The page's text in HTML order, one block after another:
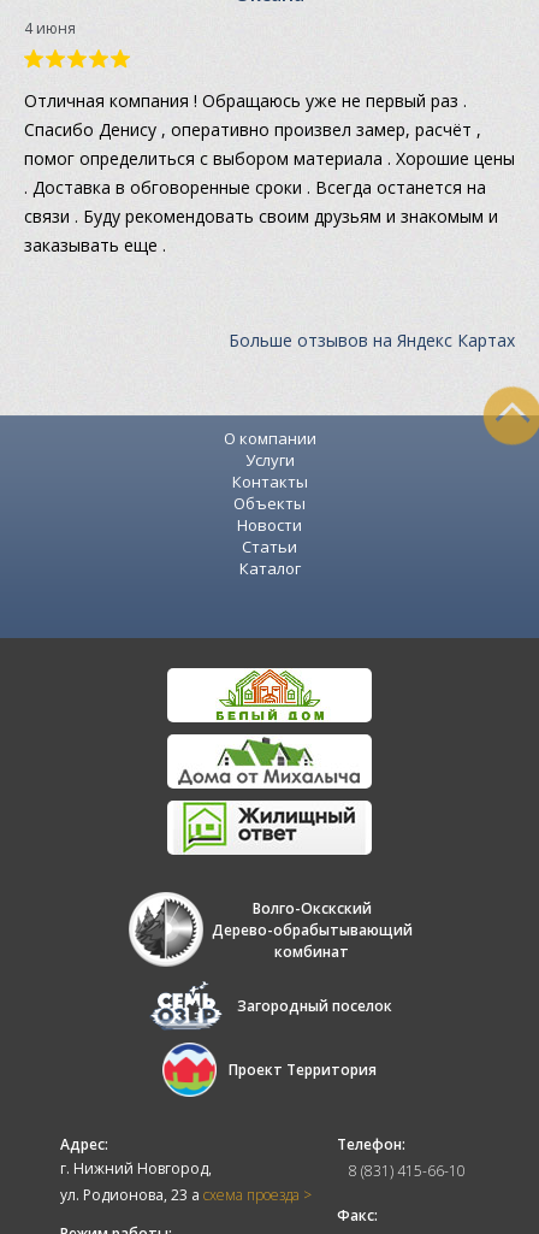
4 июня
Отличная компания ! Обращаюсь уже не первый раз .
Спасибо Денису , оперативно произвел замер, расчёт ,
помог определиться с выбором материала . Хорошие цены
. Доставка в обговоренные сроки . Всегда останется на
связи . Буду рекомендовать своим друзьям и знакомым и
заказывать еще .
Больше отзывов на Яндекс Картах
О компании
Услуги
Контакты
Объекты
Новости
Статьи
Каталог
Волго-Окскский
Дерево-обрабытывающий
комбинат
Загородный поселок
Проект Территория
Адрес:
г. Нижний Новгород,
ул. Родионова, 23 а схема проезда >
Телефон:
8 (831) 415-66-10
Факс: